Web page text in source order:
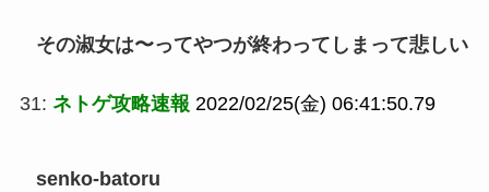
その淑女は〜ってやつが終わってしまって悲しい
31: ネトゲ攻略速報 2022/02/25(金) 06:41:50.79
senko-batoru